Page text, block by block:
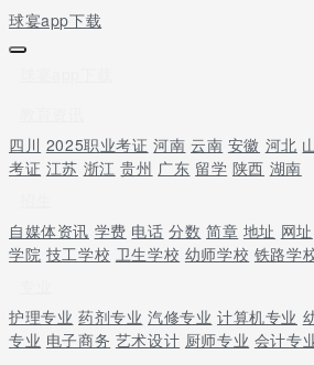
球宴app下载
四川 2025职业考证 河南 云南 安徽 河北
考证 江苏 浙江 贵州 广东 留学 陕西 湖南
自媒体资讯 学费 电话 分数 简章 地址 网址
学院 技工学校 卫生学校 幼师学校 铁路学
护理专业 药剂专业 汽修专业 计算机专业
专业 电子商务 艺术设计 厨师专业 会计专